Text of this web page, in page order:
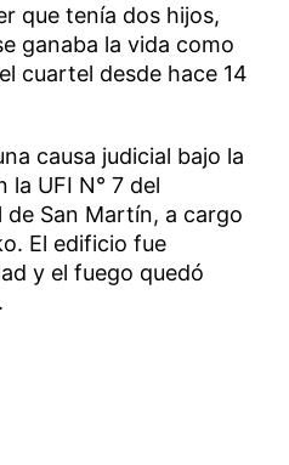
que tenía dos hijos,
ganaba la vida como
cuartel desde hace 14
causa judicial bajo la
la UFI N° 7 del
San Martín, a cargo
El edificio fue
y el fuego quedó